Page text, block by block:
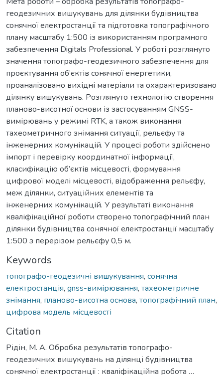
геодезичних вишукувань для ділянки будівництва
сонячної електростанції та підготовка топографічного
плану масштабу 1:500 із використанням програмного
забезпечення Digitals Professional. У роботі розглянуто
значення топографо-геодезичного забезпечення для
проєктування об’єктів сонячної енергетики,
проаналізовано вихідні матеріали та охарактеризовано
ділянку вишукувань. Розглянуто технологію створення
планово-висотної основи із застосуванням GNSS-
вимірювань у режимі RTK, а також виконання
тахеометричного знімання ситуації, рельєфу та
інженерних комунікацій. У процесі роботи здійснено
імпорт і перевірку координатної інформації,
класифікацію об’єктів місцевості, формування
цифрової моделі місцевості, відображення рельєфу,
меж ділянки, ситуаційних елементів та
інженерних комунікацій. У результаті виконання
кваліфікаційної роботи створено топографічний план
ділянки будівництва сонячної електростанції масштабу
1:500 з перерізом рельєфу 0,5 м.
Keywords
топографо-геодезичні вишукування, сонячна
електростанція, gnss-вимірювання, тахеометричне
знімання, планово-висотна основа, топографічний план,
цифрова модель місцевості
Citation
Рідін, М. А. Обробка результатів топографо-
геодезичних вишукувань на ділянці будівництва
сонячної електростанції : кваліфікаційна робота …